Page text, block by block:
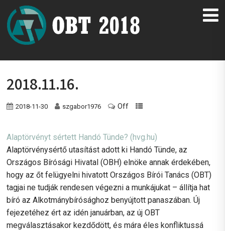
2018.11.16.
2018-11-30 szgabor1976 Off
Alaptörvényt sértett Handó Tünde?(hvg.hu)
Alaptörvénysértő utasítást adott ki Handó Tünde, az
Országos Bírósági Hivatal (OBH) elnöke annak érdekében,
hogy az őt felügyelni hivatott Országos Bírói Tanács (OBT)
tagjai ne tudják rendesen végezni a munkájukat – állítja hat
bíró az Alkotmánybírósághoz benyújtott panaszában. Új
fejezetéhez ért az idén januárban, az új OBT
megválasztásakor kezdődött, és mára éles konfliktussá